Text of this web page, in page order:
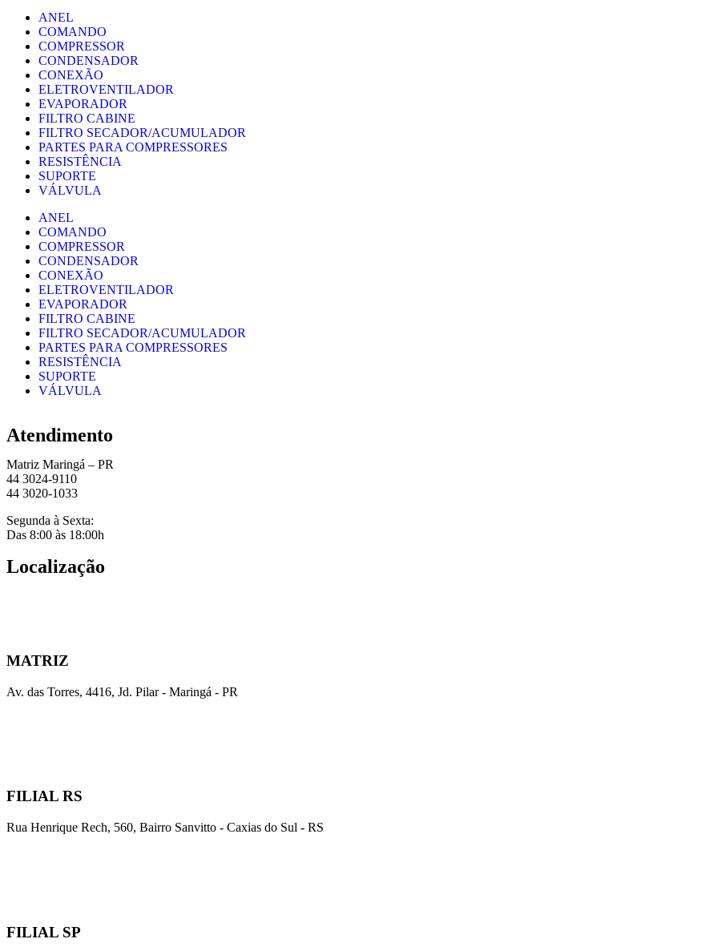
ANEL
COMANDO
COMPRESSOR
CONDENSADOR
CONEXÃO
ELETROVENTILADOR
EVAPORADOR
FILTRO CABINE
FILTRO SECADOR/ACUMULADOR
PARTES PARA COMPRESSORES
RESISTÊNCIA
SUPORTE
VÁLVULA
ANEL
COMANDO
COMPRESSOR
CONDENSADOR
CONEXÃO
ELETROVENTILADOR
EVAPORADOR
FILTRO CABINE
FILTRO SECADOR/ACUMULADOR
PARTES PARA COMPRESSORES
RESISTÊNCIA
SUPORTE
VÁLVULA
Atendimento
Matriz Maringá – PR
44 3024-9110
44 3020-1033
Segunda à Sexta:
Das 8:00 às 18:00h
Localização
MATRIZ
Av. das Torres, 4416, Jd. Pilar - Maringá - PR
FILIAL RS
Rua Henrique Rech, 560, Bairro Sanvitto - Caxias do Sul - RS
FILIAL SP